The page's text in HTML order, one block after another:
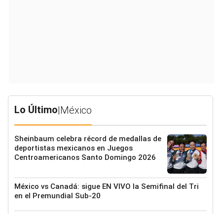
Lo Último|México
Sheinbaum celebra récord de medallas de
deportistas mexicanos en Juegos
Centroamericanos Santo Domingo 2026
México vs Canadá: sigue EN VIVO la Semifinal del Tri
en el Premundial Sub-20